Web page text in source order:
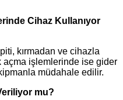
Cihaz Kullanıyor
kırmadan ve cihazla
açma işlemlerinde ise gider
müdahale edilir.
mu?